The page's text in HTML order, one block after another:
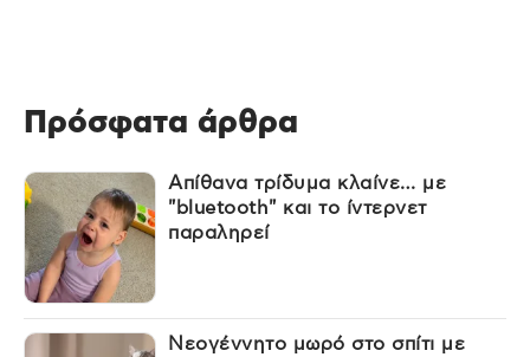
Πρόσφατα άρθρα
Απίθανα τρίδυμα κλαίνε… με
"bluetooth" και το ίντερνετ
παραληρεί
Νεογέννητο μωρό στο σπίτι με